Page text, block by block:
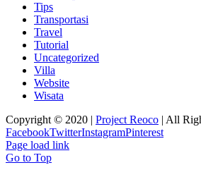
Tips
Transportasi
Travel
Tutorial
Uncategorized
Villa
Website
Wisata
Copyright © 2020 | Project Reoco | All
FacebookTwitterInstagramPinterest
Page load link
Go to Top